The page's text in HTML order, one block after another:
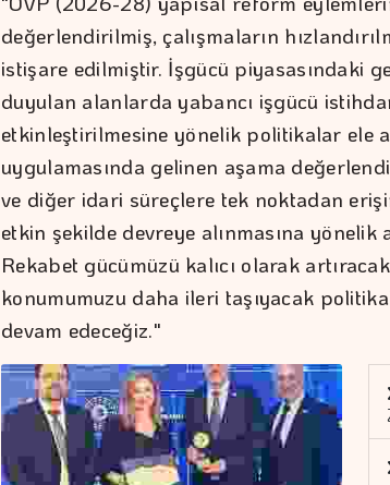
değerlendirilmiş, çalışmaların
istişare edilmiştir. İşgücü piyasasındaki
duyulan alanlarda yabancı işgücü
etkinleştirilmesine yönelik politikalar ele
uygulamasında gelinen aşama
ve diğer idari süreçlere tek noktadan
etkin şekilde devreye alınmasına
Rekabet gücümüzü kalıcı olarak
konumumuzu daha ileri taşıyacak
devam edeceğiz."